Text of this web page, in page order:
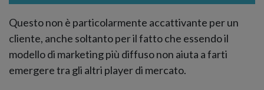
Questo non è particolarmente accattivante per un
cliente, anche soltanto per il fatto che essendo il
modello di marketing più diffuso non aiuta a farti
emergere tra gli altri player di mercato.